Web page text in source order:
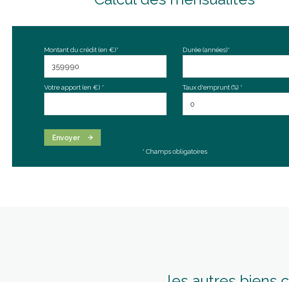
Montant du crédit (en €)* Durée (années)*
Votre apport (en €) * Taux d'emprunt (%) *
Envoyer
* Champs obligatoires